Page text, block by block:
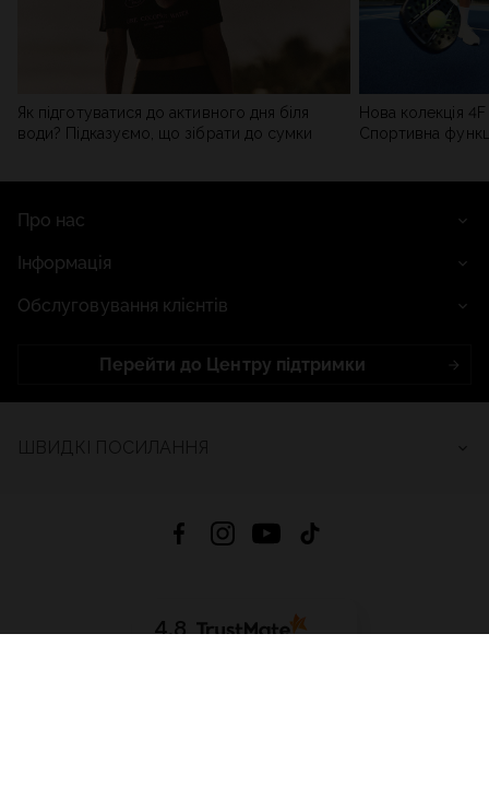
Як підготуватися до активного дня біля
води? Підказуємо, що зібрати до сумки
Нова колекція
Спортивна
Про нас
Інформація
Обслуговування клієнтів
Перейти до Центру підтримки
4.8